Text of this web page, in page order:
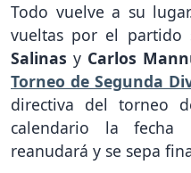
Todo vuelve a su
vueltas por el partido
Salinas y Carlos
Torneo de Segunda
directiva del torneo
calendario la
reanudará y se sepa